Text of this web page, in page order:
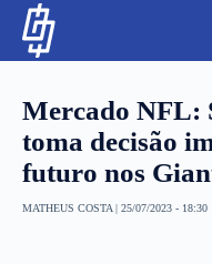
Mercado NFL:
toma decisão
futuro nos
MATHEUS COSTA | 25/07/2023 - 18:30